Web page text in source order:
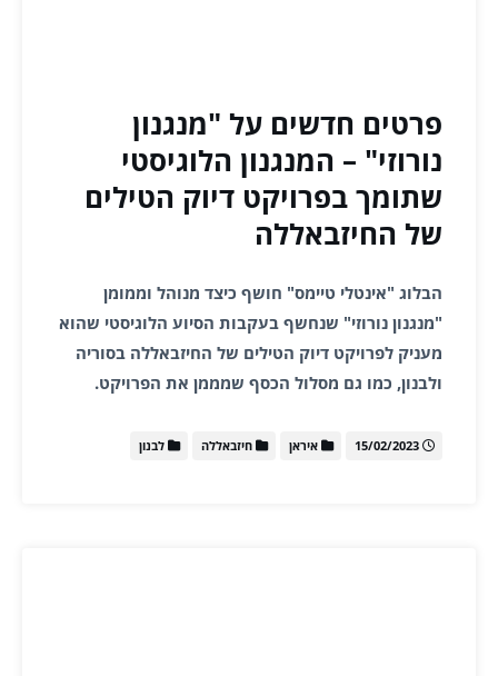
פרטים חדשים על "מנגנון
נורוזי" – המנגנון הלוגיסטי
שתומך בפרויקט דיוק הטילים
של החיזבאללה
הבלוג "אינטלי טיימס" חושף כיצד מנוהל וממומן
"מנגנון נורוזי" שנחשף בעקבות הסיוע הלוגיסטי שהוא
מעניק לפרויקט דיוק הטילים של החיזבאללה בסוריה
ולבנון, כמו גם מסלול הכסף שמממן את הפרויקט.
15/02/2023 איראן חיזבאללה לבנון